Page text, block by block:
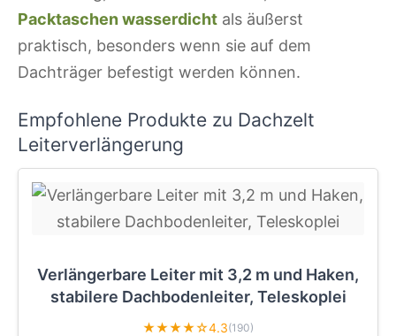
Packtaschen wasserdicht als äußerst
praktisch, besonders wenn sie auf dem
Dachträger befestigt werden können.
Empfohlene Produkte zu Dachzelt
Leiterverlängerung
Verlängerbare Leiter mit 3,2 m und Haken,
stabilere Dachbodenleiter, Teleskoplei
★★★★☆4.3(190)